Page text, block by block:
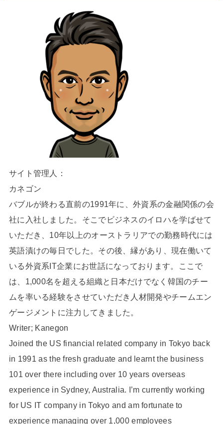
サイト管理人：
カネゴン
バブルが終わる直前の1991年に、外資系の金融関係の会
社に入社しました。そこでビジネスのイロハを学ばせて
いただき、10年以上のオーストラリアでの勤務時代には
英語漬けの毎日でした。その後、縁があり、現在働いて
いる外資系IT企業にお世話になっております。ここで
は、1,000名を超える組織と日本だけでなく韓国のチー
ムを率いる経験をさせていただき人材開発やチームエン
ゲージメントに注力してきました。
Writer; Kanegon
Joined the US financial related company in Tokyo back
in 1991 as the fresh graduate and learnt the business
101 over there including over 10 years overseas
experience in Sydney, Australia. I’m currently working
for US IT company in Tokyo and am fortunate to
experience managing over 1,000 employees